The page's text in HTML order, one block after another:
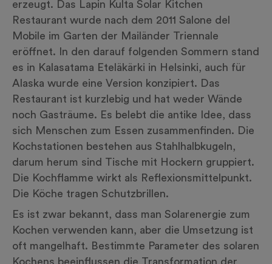
erzeugt. Das Lapin Kulta Solar Kitchen
Restaurant wurde nach dem 2011 Salone del
Mobile im Garten der Mailänder Triennale
eröffnet. In den darauf folgenden Sommern stand
es in Kalasatama Eteläkärki in Helsinki, auch für
Alaska wurde eine Version konzipiert. Das
Restaurant ist kurzlebig und hat weder Wände
noch Gasträume. Es belebt die antike Idee, dass
sich Menschen zum Essen zusammenfinden. Die
Kochstationen bestehen aus Stahlhalbkugeln,
darum herum sind Tische mit Hockern gruppiert.
Die Kochflamme wirkt als Reflexionsmittelpunkt.
Die Köche tragen Schutzbrillen.
Es ist zwar bekannt, dass man Solarenergie zum
Kochen verwenden kann, aber die Umsetzung ist
oft mangelhaft. Bestimmte Parameter des solaren
Kochens beeinflussen die Transformation der